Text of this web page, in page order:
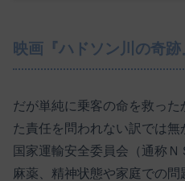
映画『ハドソン川の奇跡
だが単純に乗客の命を救っ
た責任を問われない訳では無
国家運輸安全委員会（通称
麻薬、精神状態や家庭での